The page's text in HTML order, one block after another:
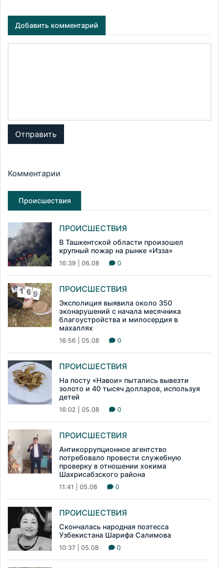
Добавить комментарий
Отправить
Комментарии
Происшествия
ПРОИСШЕСТВИЯ
В Ташкентской области произошел
крупный пожар на рынке «Изза»
16:39 | 06.08 0
ПРОИСШЕСТВИЯ
Эксполиция выявила около 350
эконарушений с начала месячника
благоустройства и милосердия в
махаллях
16:56 | 05.08 0
ПРОИСШЕСТВИЯ
На посту «Навои» пытались вывезти
золото и 40 тысяч долларов, используя
детей
16:02 | 05.08 0
ПРОИСШЕСТВИЯ
Антикоррупционное агентство
потребовало провести служебную
проверку в отношении хокима
Шахрисабзского района
11:41 | 05.08 0
ПРОИСШЕСТВИЯ
Скончалась народная поэтесса
Узбекистана Шарифа Салимова
10:37 | 05.08 0